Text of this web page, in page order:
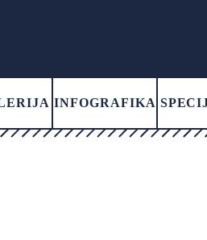
INFOGRAFIKA